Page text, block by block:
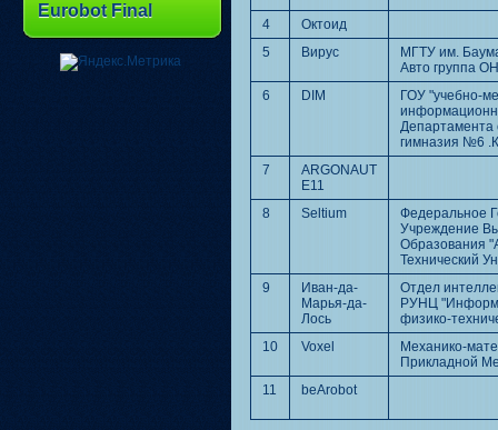
4
Октоид
5
Вирус
МГТУ им.
Авто группа
6
DIM
ГОУ "учебно-
Департамента
гимназия №6
7
ARGONAUT
E11
8
Seltium
Федеральное
Учреждение
Образования
Технический
9
Иван-да-
Марья-да-
Лось
Отдел
РУНЦ
физико-
10
Voxel
Механико-
Прикладной
11
beArobot
Eurobot Final